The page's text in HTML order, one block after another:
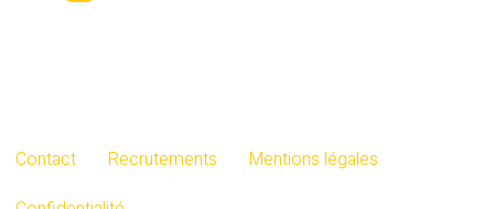
Contact Recrutements
Mentions légales